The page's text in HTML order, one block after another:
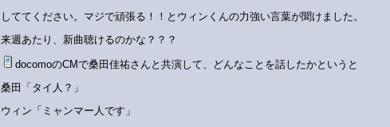
しててください。マジで頑張る！！とウィンくんの力強い言葉が聞けました。
来週あたり、新曲聴けるのかな？？？
docomoのCMで桑田佳祐さんと共演して、どんなことを話したかというと
桑田「タイ人？」
ウィン「ミャンマー人です」